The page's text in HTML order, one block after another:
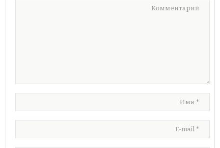
Комментарий
Имя*
E-mail*